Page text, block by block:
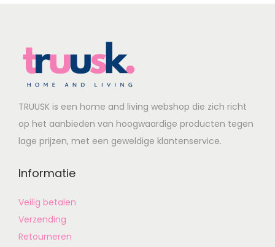
TRUUSK is een home and living webshop die zich richt
op het aanbieden van hoogwaardige producten tegen
lage prijzen, met een geweldige klantenservice.
Informatie
Veilig betalen
Verzending
Retourneren